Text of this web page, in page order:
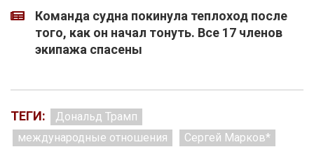
Команда судна покинула теплоход после
того, как он начал тонуть. Все 17 членов
экипажа спасены
ТЕГИ:
Дональд Трамп
международные отношения
Сергей Марков*